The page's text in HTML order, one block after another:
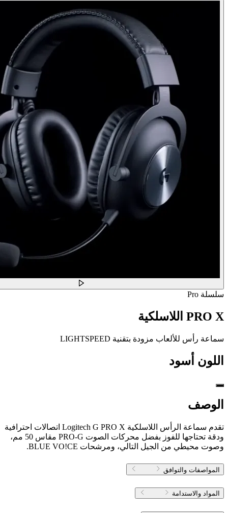
سلسلة Pro
PRO X اللاسلكية
سماعة رأس للألعاب مزودة بتقنية LIGHTSPEED
اللون أسود
الوصف
تقدم سماعة الرأس اللاسلكية Logitech G PRO X اتصالات احترافية
ودقة تحتاجها للفوز بفضل محركات الصوت PRO-G مقاس 50 مم،
وصوت محيطي من الجيل التالي، ومرشحات BLUE VO!CE.
المواصفات والتوافق
المواد والاستدامة